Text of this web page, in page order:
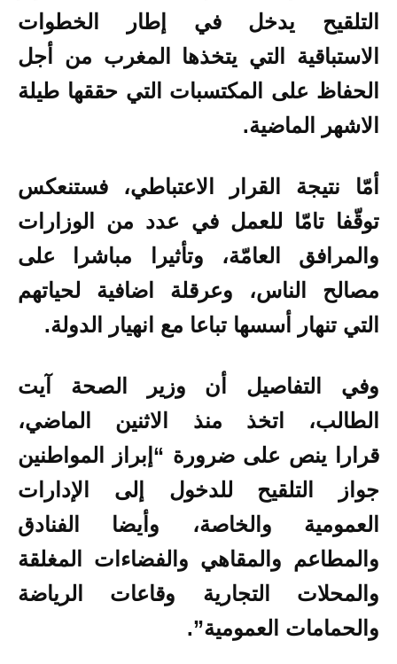
التلقيح يدخل في إطار الخطوات
الاستباقية التي يتخذها المغرب من أجل
الحفاظ على المكتسبات التي حققها طيلة
الاشهر الماضية.
أمّا نتيجة القرار الاعتباطي، فستنعكس
توقّفا تامّا للعمل في عدد من الوزارات
والمرافق العامّة، وتأثيرا مباشرا على
مصالح الناس، وعرقلة اضافية لحياتهم
التي تنهار أسسها تباعا مع انهيار الدولة.
وفي التفاصيل أن وزير الصحة آيت
الطالب، اتخذ منذ الاثنين الماضي،
قرارا
ينص على ضرورة “إبراز المواطنين
جواز التلقيح للدخول إلى الإدارات
العمومية والخاصة، وأيضا الفنادق
والمطاعم والمقاهي والفضاءات المغلقة
والمحلات التجارية وقاعات الرياضة
والحمامات العمومية”.